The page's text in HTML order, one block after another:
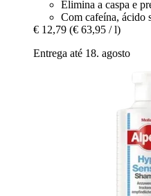
Elimina a caspa e
Com cafeína, ácido
€ 12,79 (€ 63,95 / l)
Entrega até 18. agosto